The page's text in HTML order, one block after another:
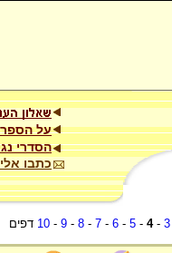
על
הסדרי
כתבו
3
-
4
-
5
-
6
-
7
-
8
-
9
-
10 דפים